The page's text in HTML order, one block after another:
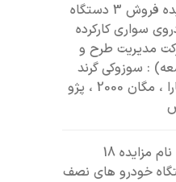
مزایده فروش 3 دستگاه
سواری کارکرده
مدیریت طرح و
: سوزوکی گرند
ویتارا ، مگان 2000 ، پژو
ثبت نام مزایده 18
خودرو های نصف